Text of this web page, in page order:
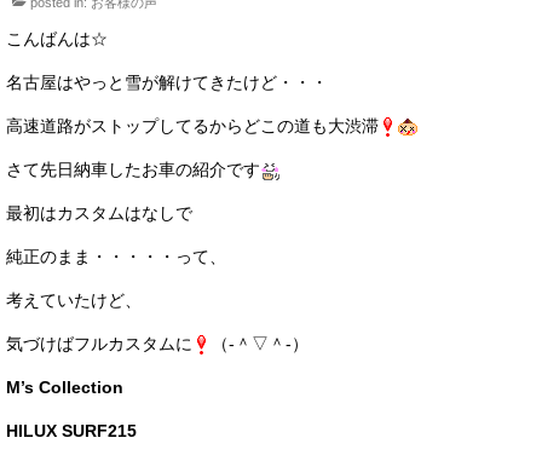
M’sCollection
買取のご案内
店舗情報
店舗情報
会社概要
トップメッセージ
こんばんは☆
名古屋はやっと雪が解けてきたけど・・・
高速道路がストップしてるからどこの道も大渋滞
さて先日納車したお車の紹介です
最初はカスタムはなしで
純正のまま・・・・・って、
考えていたけど、
気づけばフルカスタムに （‐＾▽＾‐）
M’s Collection
HILUX SURF215